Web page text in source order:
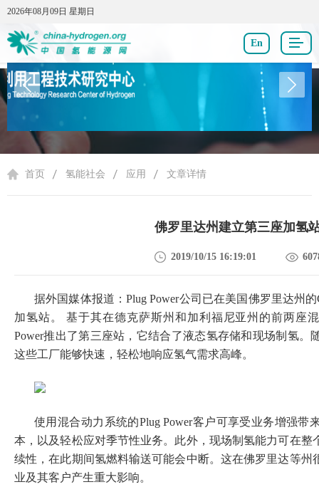
2026年08月09日 星期日
2026年08月09日 星期日
En
首页 氢能社会 应用 文章详情
佛罗里达州建立第三座加氢
2019/10/15 16:19:01
据外国媒体报道：Plug Power公司已在美国佛罗里达州
加氢站。 基于其在德克萨斯州和加利福尼亚州的前两座
Power推出了第三座站，它结合了液态氢存储和现场制氢。
这些工厂能够快速，轻松地响应氢气需求高峰。
使用混合动力系统的Plug Power客户可享受业务增强带
本，以及轻松应对季节性业务。此外，现场制氢能力可在整
续性，在此期间氢燃料输送可能会中断。这在佛罗里达等州
业及其客户产生重大影响。